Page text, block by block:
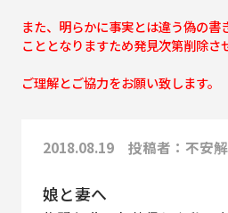
また、明らかに事実とは違う偽の
こととなりますため発見次第削除さ
ご理解とご協力をお願い致します。
2018.08.19 投稿者：不安
娘と妻へ